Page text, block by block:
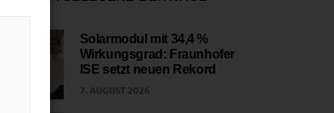
Solarmodul mit 34,4 %
Wirkungsgrad: Fraunhofer
ISE setzt neuen Rekord
7. AUGUST 2026